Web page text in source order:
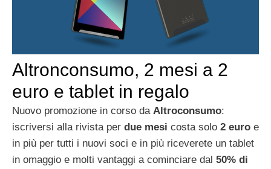
Altronconsumo, 2 mesi a 2
euro e tablet in regalo
Nuovo promozione in corso da Altroconsumo:
iscriversi alla rivista per due mesi costa solo 2 euro e
in più per tutti i nuovi soci e in più riceverete un tablet
in omaggio e molti vantaggi a cominciare dal 50% di